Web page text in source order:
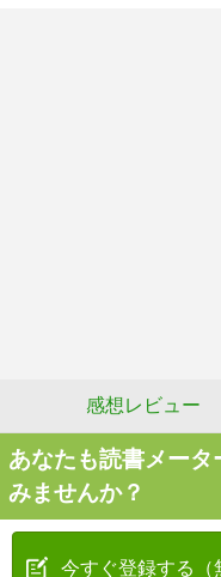
感想レビュー
あなたも読書メー
みませんか？
今すぐ登録する（